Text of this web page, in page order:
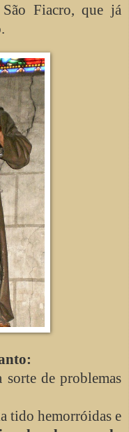
Fiacro, que já
de problemas
tido hemorróidas e